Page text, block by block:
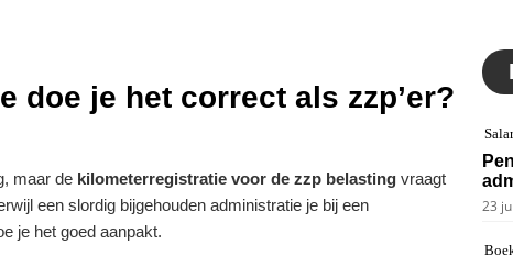
doe je het correct als zzp’er?
maar de kilometerregistratie voor de zzp belasting vraagt
een slordig bijgehouden administratie je bij een
je het goed aanpakt.
23